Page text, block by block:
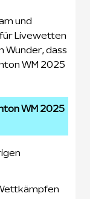
und
Livewetten
Wunder, dass
WM 2025
WM 2025